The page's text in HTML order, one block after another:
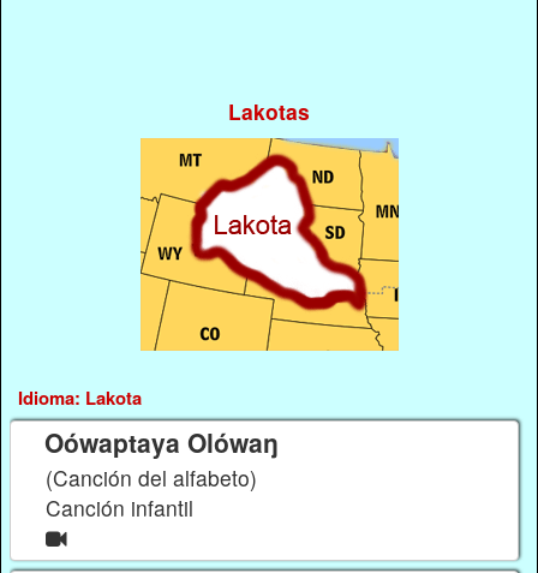
Lakotas
Idioma: Lakota
Oówaptaya Olówaŋ
(Canción del alfabeto)
Canción infantil